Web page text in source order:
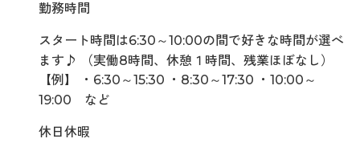
勤務時間
スタート時間は6:30～10:00の間で好きな時間が選べ
ます♪ （実働8時間、休憩１時間、残業ほぼなし）
【例】 ・6:30～15:30 ・8:30～17:30 ・10:00～
19:00 など
休日休暇